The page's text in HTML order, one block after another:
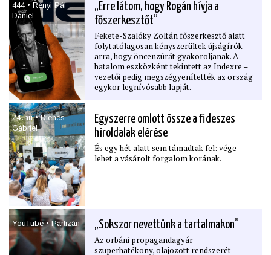
munkaanyag, amelyben hosszú évek óta
először néz szembe a gyermekvédelem
valódi helyzetével az országos
szakszolgálat. Az a szerv, amelynek az
elmúlt években közvetítenie kellett volna a
döntéshozók felé a terepen dolgozók
jelzéseit. A jelentések országszerte súlyos
munkaerőhiányról, kritikus mentális
állapotú gyerekekről, kilátástalan szociális
Rávilágítanak egy-két olyan megdöbbentő
összefüggésre is, amelyekről eddig nem
beszélt senki.
444 • Rényi Pál
Dániel
„Erre látom, hogy Rogán hívja a
főszerkesztőt”
Fekete-Szalóky Zoltán főszerkesztő alatt
folytatólagosan kényszerültek újságírók
arra, hogy öncenzúrát gyakoroljanak. A
hatalom eszközként tekintett az Indexre –
vezetői pedig megszégyenítették az ország
egykor legnívósabb lapját.
24․hu • Dienes
Gábriel
Egyszerre omlott össze a ﬁdeszes
híroldalak elérése
És egy hét alatt sem támadtak fel: vége
lehet a vásárolt forgalom korának.
YouTube • Partizán „Sokszor nevettünk a tartalmakon”
Az orbáni propagandagyár
szuperhatékony, olajozott rendszerét